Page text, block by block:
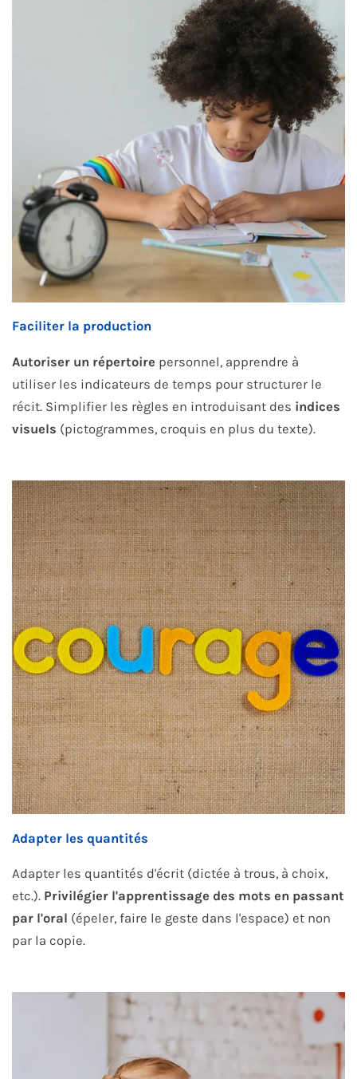
Faciliter la production
Autoriser un répertoire personnel, apprendre à
utiliser les indicateurs de temps pour structurer le
récit. Simplifier les règles en introduisant des indices
visuels (pictogrammes, croquis en plus du texte).
Adapter les quantités
Adapter les quantités d'écrit (dictée à trous, à choix,
etc.). Privilégier l'apprentissage des mots en passant
par l'oral (épeler, faire le geste dans l'espace) et non
par la copie.